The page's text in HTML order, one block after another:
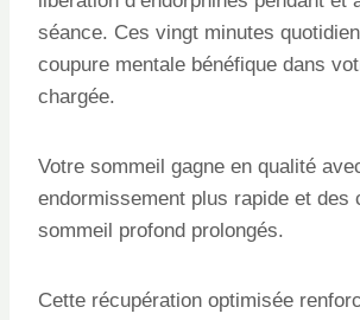
séance. Ces vingt minutes
coupure mentale bénéfique dans
chargée.
Votre sommeil gagne en qualité
endormissement plus rapide et des
sommeil profond prolongés.
Cette récupération optimisée